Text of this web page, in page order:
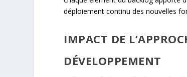
déploiement continu des nouvelles
IMPACT DE
DÉVELOPPEMENT